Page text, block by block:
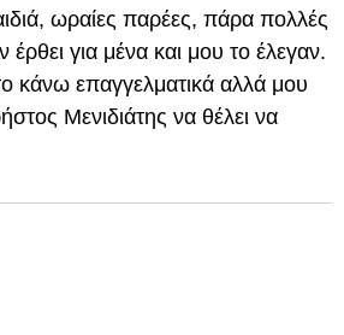
ωραίες παρέες, πάρα πολλές
έρθει για μένα και μου το έλεγαν.
κάνω επαγγελματικά αλλά μου
Μενιδιάτης να θέλει να